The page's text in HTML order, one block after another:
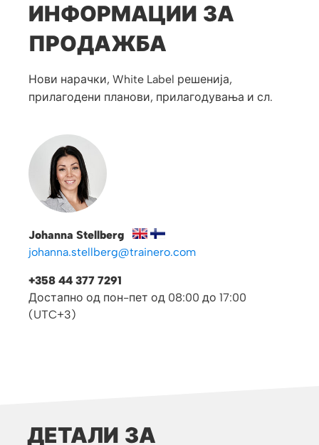
ИНФОРМАЦИИ ЗА
ПРОДАЖБА
Нови нарачки, White Label решенија,
прилагодени планови, прилагодувања и сл.
Johanna Stellberg
johanna.stellberg@trainero.com
+358 44 377 7291
Достапно од пон-пет од 08:00 до 17:00
(UTC+3)
ДЕТАЛИ ЗА